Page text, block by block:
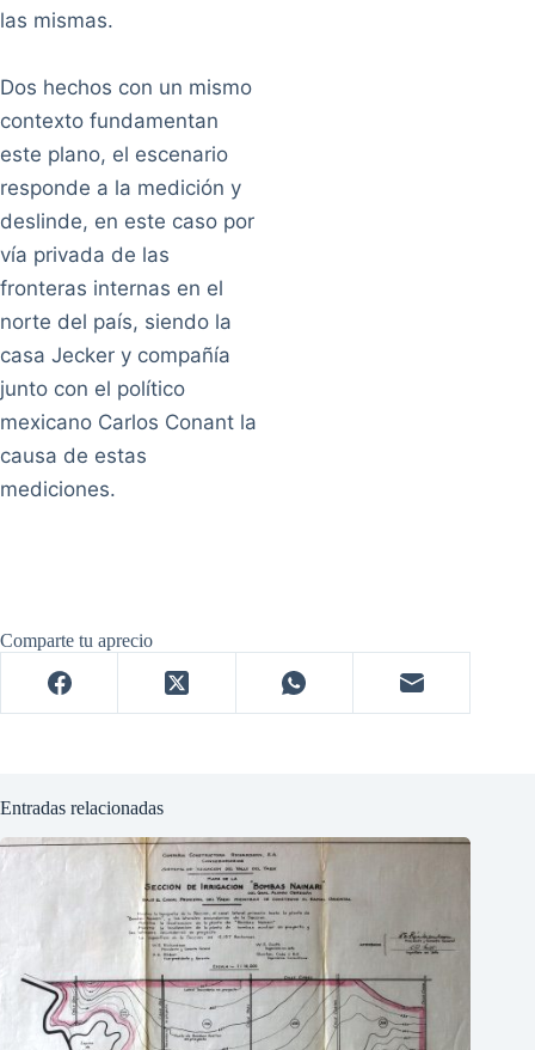
las mismas.
Dos hechos con un mismo
contexto fundamentan
este plano, el escenario
responde a la medición y
deslinde, en este caso por
vía privada de las
fronteras internas en el
norte del país, siendo la
casa Jecker y compañía
junto con el político
mexicano Carlos Conant la
causa de estas
mediciones.
Comparte tu aprecio
Entradas relacionadas